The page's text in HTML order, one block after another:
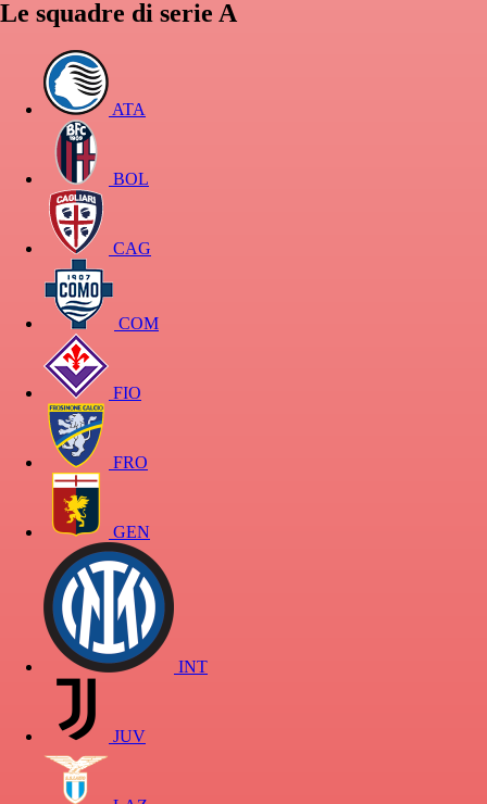
Le squadre di serie A
ATA
BOL
CAG
COM
FIO
FRO
GEN
INT
JUV